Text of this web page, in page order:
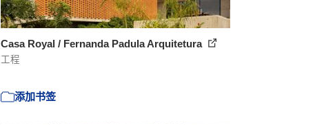
Casa Royal / Fernanda Padula Arquitetura
工程
添加书签